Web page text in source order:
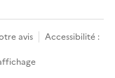
avis
Accessibilité :